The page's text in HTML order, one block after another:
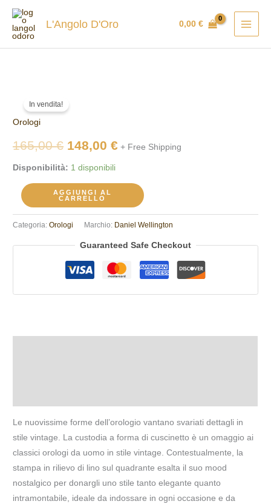
contenuto
L'Angolo D'Oro 0,00€
In vendita!
Orologi
165,00€ originale
era:
165,00 €.
148,00€ attuale
148,00 €.
+ Free Shipping
Disponibilità: 1 disponibili
Daniel
Wellington
quantità
AGGIUNGI AL
CARRELLO
Categoria:Orologi Marchio: Daniel Wellington
Guaranteed Safe Checkout
Le nuovissime forme dell’orologio vantano svariati dettagli in
stile vintage. La custodia a forma di cuscinetto è un omaggio ai
classici orologi da uomo in stile vintage. Contestualmente, la
stampa in rilievo di lino sul quadrante esalta il suo mood
nostalgico per donargli uno stile tanto elegante quanto
intramontabile, ideale da indossare in ogni occasione e da